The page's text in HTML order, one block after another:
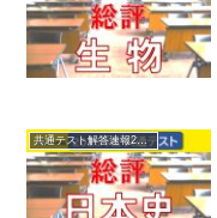
共通テスト解答速報2025